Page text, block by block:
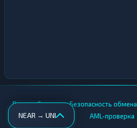
NEAR → UNI
Вики • Города • Безопасность обмена
AML-проверка